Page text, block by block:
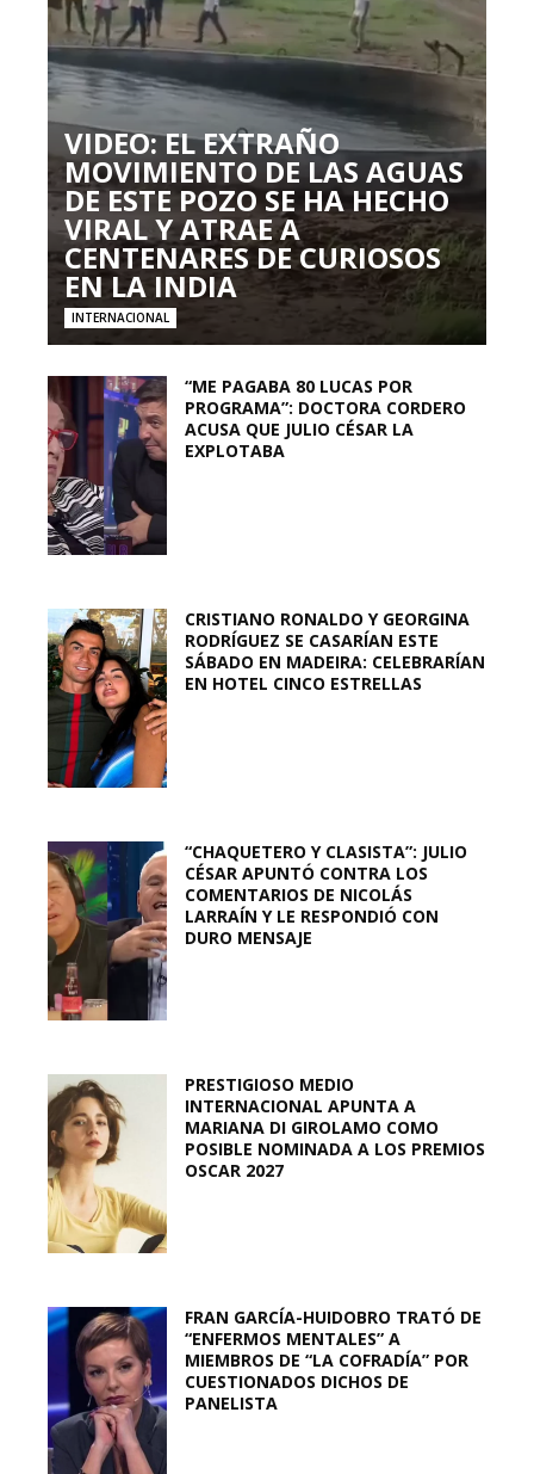
VIDEO: EL EXTRAÑO
MOVIMIENTO DE LAS AGUAS
DE ESTE POZO SE HA HECHO
VIRAL Y ATRAE A
CENTENARES DE CURIOSOS
EN LA INDIA
INTERNACIONAL
“ME PAGABA 80 LUCAS POR
PROGRAMA”: DOCTORA CORDERO
ACUSA QUE JULIO CÉSAR LA
EXPLOTABA
CRISTIANO RONALDO Y GEORGINA
RODRÍGUEZ SE CASARÍAN ESTE
SÁBADO EN MADEIRA: CELEBRARÍAN
EN HOTEL CINCO ESTRELLAS
“CHAQUETERO Y CLASISTA”: JULIO
CÉSAR APUNTÓ CONTRA LOS
COMENTARIOS DE NICOLÁS
LARRAÍN Y LE RESPONDIÓ CON
DURO MENSAJE
PRESTIGIOSO MEDIO
INTERNACIONAL APUNTA A
MARIANA DI GIROLAMO COMO
POSIBLE NOMINADA A LOS PREMIOS
OSCAR 2027
FRAN GARCÍA-HUIDOBRO TRATÓ DE
“ENFERMOS MENTALES” A
MIEMBROS DE “LA COFRADÍA” POR
CUESTIONADOS DICHOS DE
PANELISTA